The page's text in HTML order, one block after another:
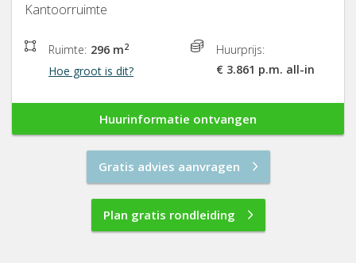
Kantoorruimte
Ruimte: 296 m2
Hoe groot is dit?
Huurprijs:
€ 3.861 p.m. all-in
Huurinformatie ontvangen
Gratis advies aanvragen
Plan gratis rondleiding